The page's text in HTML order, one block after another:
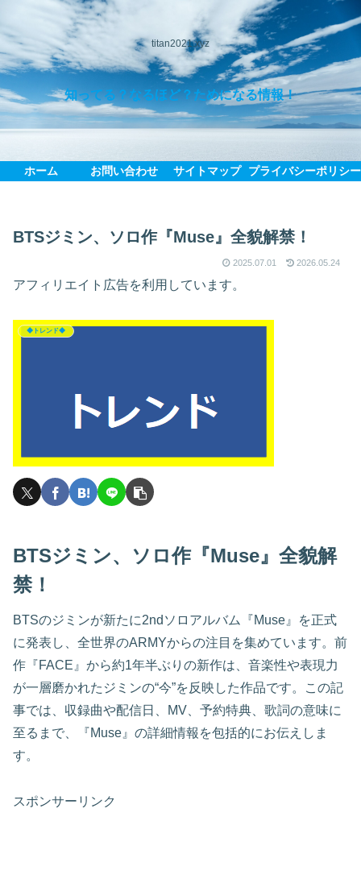
titan2021.xyz
知ってる？なるほど？ためになる情報！
ホーム お問い合わせ サイトマップ プライバシーポリシー
BTSジミン、ソロ作『Muse』全貌解禁！
2025.07.01 2026.05.24
アフィリエイト広告を利用しています。
◆トレンド◆
BTSジミン、ソロ作『Muse』全貌解
禁！
BTSのジミンが新たに2ndソロアルバム『Muse』を正式
に発表し、全世界のARMYからの注目を集めています。前
作『FACE』から約1年半ぶりの新作は、音楽性や表現力
が一層磨かれたジミンの“今”を反映した作品です。この記
事では、収録曲や配信日、MV、予約特典、歌詞の意味に
至るまで、『Muse』の詳細情報を包括的にお伝えしま
す。
スポンサーリンク